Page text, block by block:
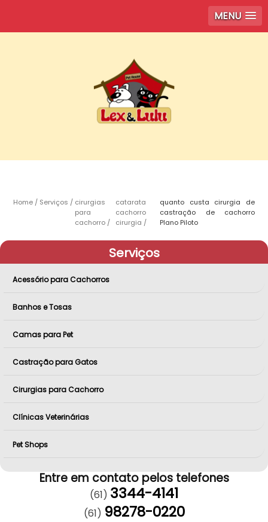
MENU
Home Serviços
cirurgias
para
cachorro
catarata
cachorro
cirurgia
quanto custa cirurgia de
castração de cachorro
Plano Piloto
Serviços
Acessório para Cachorros
Banhos e Tosas
Camas para Pet
Castração para Gatos
Cirurgias para Cachorro
Clínicas Veterinárias
Pet Shops
Entre em contato pelos telefones
(61) 3344-4141
(61) 98278-0220